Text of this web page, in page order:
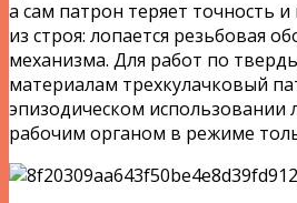
а сам патрон теряет точность
из строя: лопается резьбовая
механизма. Для работ по
материалам трехкулачковый
эпизодическом использовании
рабочим органом в режиме